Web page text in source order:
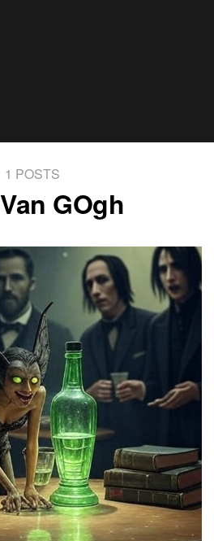
1 POSTS
Van GOgh